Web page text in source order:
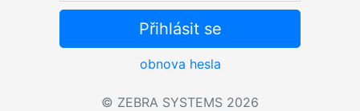
Přihlásit se
obnova hesla
© ZEBRA SYSTEMS 2026